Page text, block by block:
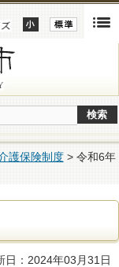
護保険制度> 令和6年
日：2024年03月31日